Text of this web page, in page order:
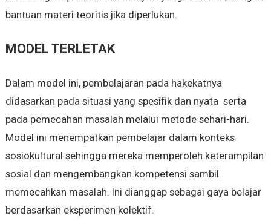
bantuan materi teoritis jika diperlukan.
MODEL TERLETAK
Dalam model ini, pembelajaran pada hakekatnya
didasarkan pada situasi yang spesifik dan nyata serta
pada pemecahan masalah melalui metode sehari-hari.
Model ini menempatkan pembelajar dalam konteks
sosiokultural sehingga mereka memperoleh keterampilan
sosial dan mengembangkan kompetensi sambil
memecahkan masalah. Ini dianggap sebagai gaya belajar
berdasarkan eksperimen kolektif.